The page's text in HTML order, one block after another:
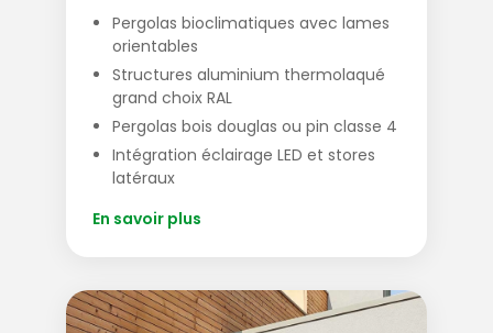
Pergolas bioclimatiques avec lames
orientables
Structures aluminium thermolaqué
grand choix RAL
Pergolas bois douglas ou pin classe 4
Intégration éclairage LED et stores
latéraux
En savoir plus